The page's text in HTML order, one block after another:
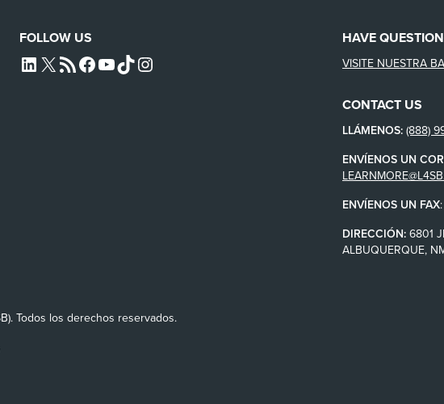
FOLLOW US
L4SB LINKEDIN
X L4SB RSS FEEDL4SB FACEBOOK
L4SB YOUTUBE
TIKTOKINSTAGRAM
HAVE
VISITE NUESTRA
CONTACT US
LLÁMENOS: (888)
ENVÍENOS UN
ENVÍENOS UN FAX:
DIRECCIÓN: 6801
ALBUQUERQUE,
Todos los derechos reservados.